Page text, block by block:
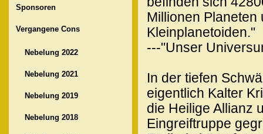
Sponsoren
Vergangene Cons
Nebelung 2022
Nebelung 2021
Nebelung 2019
Nebelung 2018
Millionen Planeten
Kleinplanetoiden."
---"Unser
In der tiefen
eigentlich Kalter
die Heilige Allianz
Eingreiftruppe